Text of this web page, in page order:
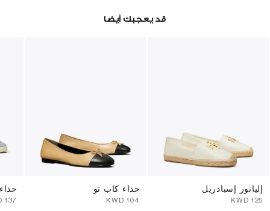
قد يعجبك أيضا
إليانور إسبادريل حذاء كاب تو